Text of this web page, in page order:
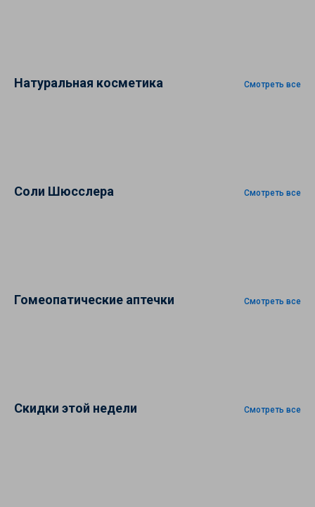
Натуральная косметика Смотреть все
Соли Шюсслера Смотреть все
Гомеопатические аптечки Смотреть все
Скидки этой недели Смотреть все